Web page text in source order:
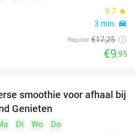
9.7 star
3 min. directions_car
Regulier €17,25
€9,95
43%
smoothie voor afhaal bij
Genieten
Di Wo
Do